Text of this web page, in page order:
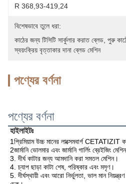
R 368,93-419,24
বিশেষভাবে তুলে ধরা:
কাঠের জন্য টিসিটি সার্কুলার করাত ব্লেড পুরু
স্বয়ংক্রিয় বৃত্তাকার দানা ব্লেড মেশিন
পণ্যের বর্ণনা
পণ্যের বর্ণনা
হাইলাইটঃ
1প্রিমিয়াম উচ্চ মানের লাক্সেমবার্গ CETATIZIT
2জার্মানি ভোলমার এবং জার্মানি গার্লিং ব্রেইজিং
3. দীর্ঘ কাটার জন্য আমদানি করা সমতল মেশিন।
4. চ্যাপ ছাড়া কাটা শেষ, পরিষ্কার এবং মসৃণ।
5. দীর্ঘস্থায়ী এবং আরো নির্ভুলতা, ভাল মান